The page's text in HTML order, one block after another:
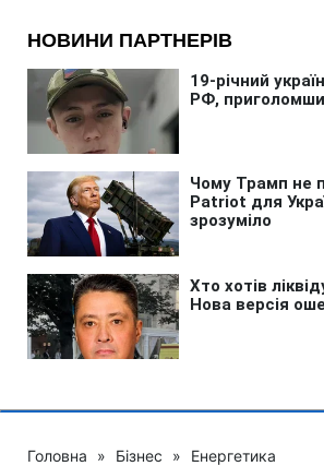
Головна » Бізнес » Енергетика